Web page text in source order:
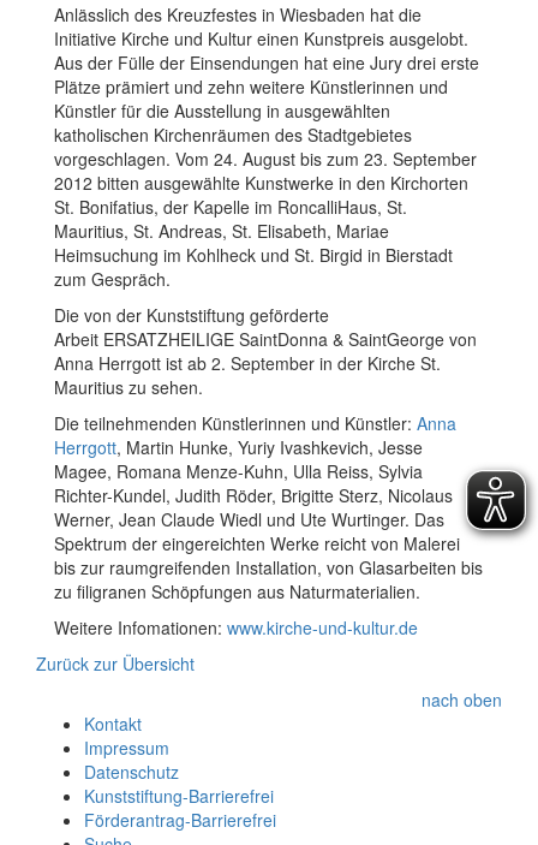
Anlässlich des Kreuzfestes in Wiesbaden hat die
Initiative Kirche und Kultur einen Kunstpreis ausgelobt.
Aus der Fülle der Einsendungen hat eine Jury drei erste
Plätze prämiert und zehn weitere Künstlerinnen und
Künstler für die Ausstellung in ausgewählten
katholischen Kirchenräumen des Stadtgebietes
vorgeschlagen. Vom 24. August bis zum 23. September
2012 bitten ausgewählte Kunstwerke in den Kirchorten
St. Bonifatius, der Kapelle im RoncalliHaus, St.
Mauritius, St. Andreas, St. Elisabeth, Mariae
Heimsuchung im Kohlheck und St. Birgid in Bierstadt
zum Gespräch.
Die von der Kunststiftung geförderte
Arbeit ERSATZHEILIGE SaintDonna & SaintGeorge von
Anna Herrgott ist ab 2. September in der Kirche St.
Mauritius zu sehen.
Die teilnehmenden Künstlerinnen und Künstler: Anna
Herrgott, Martin Hunke, Yuriy Ivashkevich, Jesse
Magee, Romana Menze-Kuhn, Ulla Reiss, Sylvia
Richter-Kundel, Judith Röder, Brigitte Sterz, Nicolaus
Werner, Jean Claude Wiedl und Ute Wurtinger. Das
Spektrum der eingereichten Werke reicht von Malerei
bis zur raumgreifenden Installation, von Glasarbeiten bis
zu filigranen Schöpfungen aus Naturmaterialien.
Weitere Infomationen: www.kirche-und-kultur.de
Zurück zur Übersicht
nach oben
Kontakt
Impressum
Datenschutz
Kunststiftung-Barrierefrei
Förderantrag-Barrierefrei